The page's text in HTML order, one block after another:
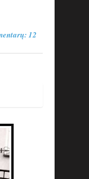
12